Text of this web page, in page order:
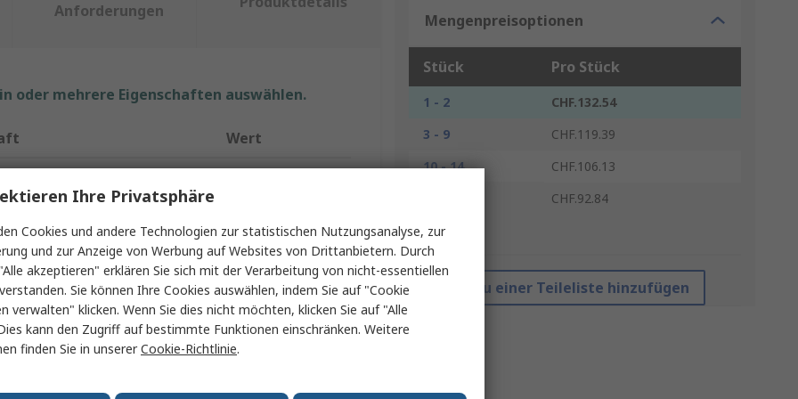
Mengenpreisoptionen
Stück Pro Stück
1 - 2
CHF.132.54
3 - 9
CHF.119.39
10 - 14
CHF.106.13
CHF.92.84
*Richtpreis
Zu einer Teileliste hinzufügen
Anforderungen
oder mehrere Eigenschaften auswählen.
Wert
8
max. 24V dc
Kunststoff
IP67, IP65
min. 0°C
Ihre Privatsphäre
Cookies und andere Technologien zur statistischen Nutzungsanalyse, zur
und zur Anzeige von Werbung auf Websites von Drittanbietern. Durch
akzeptieren" erklären Sie sich mit der Verarbeitung von nicht-essentiellen
Sie können Ihre Cookies auswählen, indem Sie auf "Cookie
verwalten" klicken. Wenn Sie dies nicht möchten, klicken Sie auf "Alle
kann den Zugriff auf bestimmte Funktionen einschränken. Weitere
finden Sie in unsererCookie-Richtlinie.